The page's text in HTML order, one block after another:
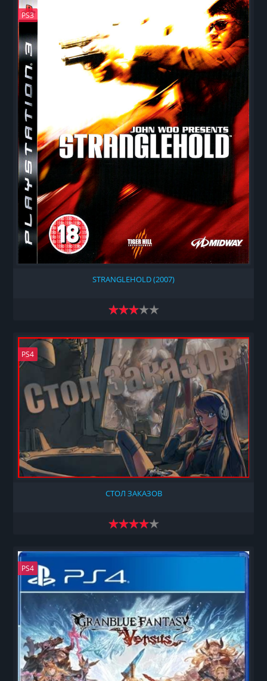
PS3
STRANGLEHOLD (2007)
PS4
СТОЛ ЗАКАЗОВ
PS4